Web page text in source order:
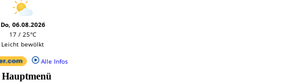
Do, 06.08.2026
17 / 25°C
Leicht bewölkt
Alle Infos
Hauptmenü